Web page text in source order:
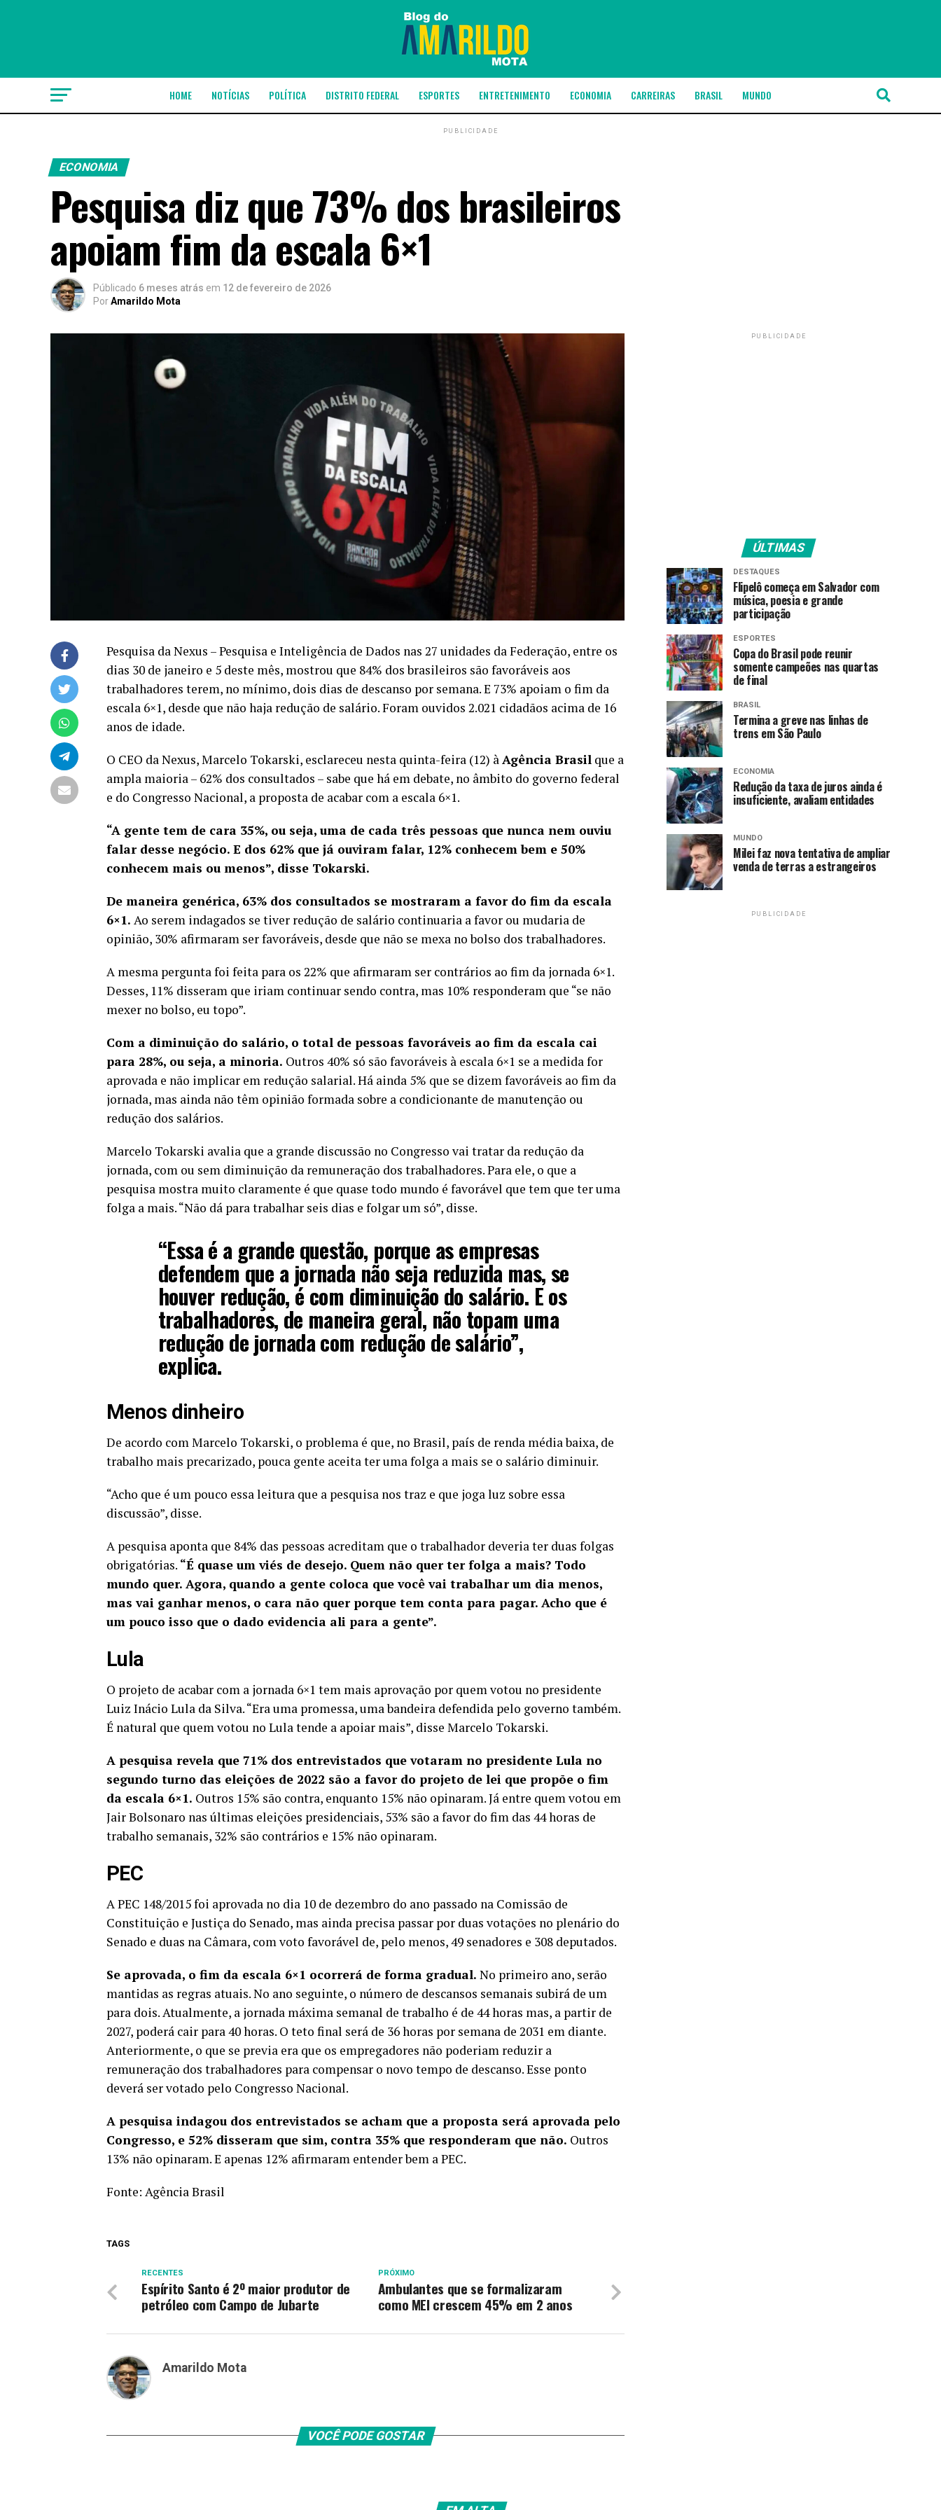
HOME NOTÍCIAS POLÍTICA DISTRITO FEDERAL ESPORTES ENTRETENIMENTO ECONOMIA CARREIRAS BRASIL MUNDO
PUBLICIDADE
ECONOMIA
Pesquisa diz que 73% dos brasileiros
apoiam fim da escala 6×1
Públicado 6 meses atrás em 12 de fevereiro de 2026
PorAmarildo Mota
Pesquisa da Nexus – Pesquisa e Inteligência de Dados nas 27 unidades da Federação, entre os
dias 30 de janeiro e 5 deste mês, mostrou que 84% dos brasileiros são favoráveis aos
trabalhadores terem, no mínimo, dois dias de descanso por semana. E 73% apoiam o fim da
escala 6×1, desde que não haja redução de salário. Foram ouvidos 2.021 cidadãos acima de 16
anos de idade.
O CEO da Nexus, Marcelo Tokarski, esclareceu nesta quinta-feira (12) àAgência Brasil que a
ampla maioria – 62% dos consultados – sabe que há em debate, no âmbito do governo federal
e do Congresso Nacional, a proposta de acabar com a escala 6×1.
“A gente tem de cara 35%, ou seja, uma de cada três pessoas que nunca nem ouviu
falar desse negócio. E dos 62% que já ouviram falar, 12% conhecem bem e 50%
conhecem mais ou menos”, disse Tokarski.
De maneira genérica, 63% dos consultados se mostraram a favor do fim da escala
6×1. Ao serem indagados se tiver redução de salário continuaria a favor ou mudaria de
opinião, 30% afirmaram ser favoráveis, desde que não se mexa no bolso dos trabalhadores.
A mesma pergunta foi feita para os 22% que afirmaram ser contrários ao fim da jornada 6×1.
Desses, 11% disseram que iriam continuar sendo contra, mas 10% responderam que “se não
mexer no bolso, eu topo”.
Com a diminuição do salário, o total de pessoas favoráveis ao fim da escala cai
para 28%, ou seja, a minoria. Outros 40% só são favoráveis à escala 6×1 se a medida for
aprovada e não implicar em redução salarial. Há ainda 5% que se dizem favoráveis ao fim da
jornada, mas ainda não têm opinião formada sobre a condicionante de manutenção ou
redução dos salários.
Marcelo Tokarski avalia que a grande discussão no Congresso vai tratar da redução da
jornada, com ou sem diminuição da remuneração dos trabalhadores. Para ele, o que a
pesquisa mostra muito claramente é que quase todo mundo é favorável que tem que ter uma
folga a mais. “Não dá para trabalhar seis dias e folgar um só”, disse.
“Essa é a grande questão, porque as empresas
defendem que a jornada não seja reduzida mas, se
houver redução, é com diminuição do salário. E os
trabalhadores, de maneira geral, não topam uma
redução de jornada com redução de salário”,
explica.
Menos dinheiro
De acordo com Marcelo Tokarski, o problema é que, no Brasil, país de renda média baixa, de
trabalho mais precarizado, pouca gente aceita ter uma folga a mais se o salário diminuir.
“Acho que é um pouco essa leitura que a pesquisa nos traz e que joga luz sobre essa
discussão”, disse.
A pesquisa aponta que 84% das pessoas acreditam que o trabalhador deveria ter duas folgas
obrigatórias. “É quase um viés de desejo. Quem não quer ter folga a mais? Todo
mundo quer. Agora, quando a gente coloca que você vai trabalhar um dia menos,
mas vai ganhar menos, o cara não quer porque tem conta para pagar. Acho que é
um pouco isso que o dado evidencia ali para a gente”.
Lula
O projeto de acabar com a jornada 6×1 tem mais aprovação por quem votou no presidente
Luiz Inácio Lula da Silva. “Era uma promessa, uma bandeira defendida pelo governo também.
É natural que quem votou no Lula tende a apoiar mais”, disse Marcelo Tokarski.
A pesquisa revela que 71% dos entrevistados que votaram no presidente Lula no
segundo turno das eleições de 2022 são a favor do projeto de lei que propõe o fim
da escala 6×1. Outros 15% são contra, enquanto 15% não opinaram. Já entre quem votou em
Jair Bolsonaro nas últimas eleições presidenciais, 53% são a favor do fim das 44 horas de
trabalho semanais, 32% são contrários e 15% não opinaram.
PEC
A PEC 148/2015 foi aprovada no dia 10 de dezembro do ano passado na Comissão de
Constituição e Justiça do Senado, mas ainda precisa passar por duas votações no plenário do
Senado e duas na Câmara, com voto favorável de, pelo menos, 49 senadores e 308 deputados.
Se aprovada, o fim da escala 6×1 ocorrerá de forma gradual. No primeiro ano, serão
mantidas as regras atuais. No ano seguinte, o número de descansos semanais subirá de um
para dois. Atualmente, a jornada máxima semanal de trabalho é de 44 horas mas, a partir de
2027, poderá cair para 40 horas. O teto final será de 36 horas por semana de 2031 em diante.
Anteriormente, o que se previa era que os empregadores não poderiam reduzir a
remuneração dos trabalhadores para compensar o novo tempo de descanso. Esse ponto
deverá ser votado pelo Congresso Nacional.
A pesquisa indagou dos entrevistados se acham que a proposta será aprovada pelo
Congresso, e 52% disseram que sim, contra 35% que responderam que não. Outros
13% não opinaram. E apenas 12% afirmaram entender bem a PEC.
Fonte: Agência Brasil
TAGS
PRÓXIMO
Ambulantes que se formalizaram
como MEI crescem 45% em 2 anos
RECENTES
Espírito Santo é 2º maior produtor de
petróleo com Campo de Jubarte
Amarildo Mota
VOCÊ PODE GOSTAR
PUBLICIDADE
ÚLTIMAS
DESTAQUES
Flipelô começa em Salvador com
música, poesia e grande
participação
ESPORTES
Copa do Brasil pode reunir
somente campeões nas quartas
de final
BRASIL
Termina a greve nas linhas de
trens em São Paulo
ECONOMIA
Redução da taxa de juros ainda é
insuficiente, avaliam entidades
MUNDO
Milei faz nova tentativa de ampliar
venda de terras a estrangeiros
PUBLICIDADE